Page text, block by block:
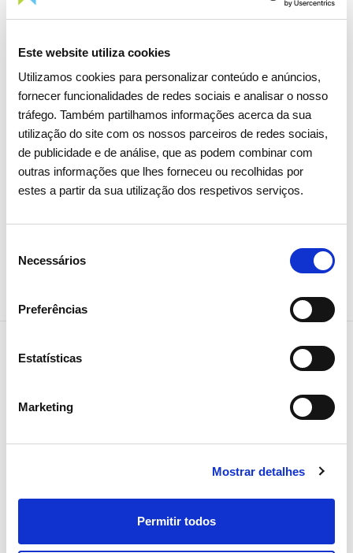
Este website utiliza cookies
Utilizamos cookies para personalizar conteúdo e anúncios,
fornecer funcionalidades de redes sociais e analisar o nosso
tráfego. Também partilhamos informações acerca da sua
utilização do site com os nossos parceiros de redes sociais,
de publicidade e de análise, que as podem combinar com
outras informações que lhes forneceu ou recolhidas por
estes a partir da sua utilização dos respetivos serviços.
Necessários
Preferências
Estatísticas
Marketing
Mostrar detalhes
Permitir todos
15 ABRIL 2026
Assembleia Geral de Acionistas
2026 aprova todos os pontos
com larga maioria
Investidores Institucional
NEWSLETTER
Receba todos os detalhes da
operação,
tendências e notícias que
partilhamos
com toda a energia